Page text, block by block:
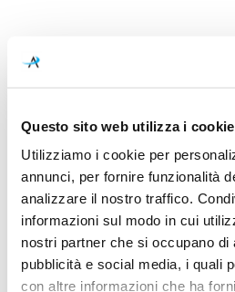
Questo sito web utilizza i cookie
Utilizziamo i cookie per
annunci, per fornire funzionalità
analizzare il nostro traffico.
informazioni sul modo in cui
nostri partner che si occupano di
pubblicità e social media, i quali
con altre informazioni che ha
Caratteristiche
Cod.Art.
Dimensioni
500mm - H 590mm
Potenza e attacco
Max 100W - E27
Dimmerazione